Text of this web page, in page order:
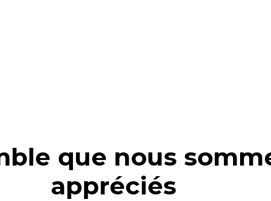
que nous
appréciés